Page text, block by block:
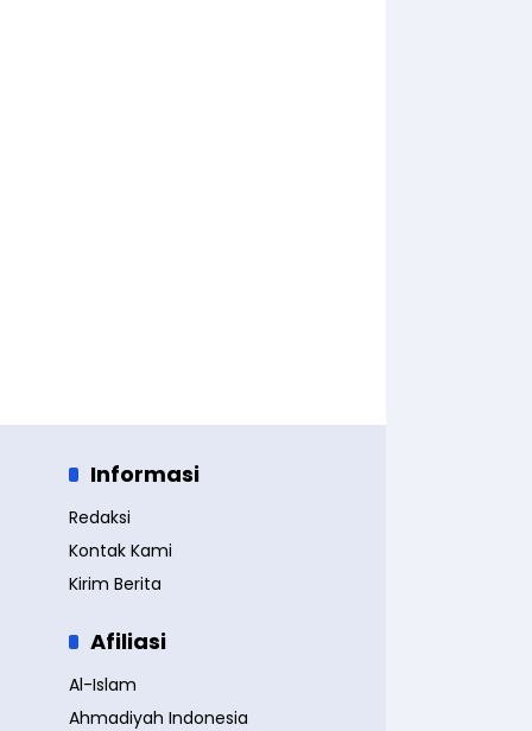
Informasi
Redaksi
Kontak Kami
Kirim Berita
Afiliasi
Al-Islam
Ahmadiyah Indonesia